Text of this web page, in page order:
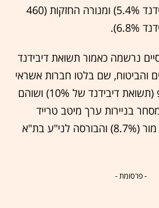
מיליון שקל, תשואת דיבידנד 5.4%) ומנורה החזקות (460
נרשמה כאמור תשואת דיבידנד
והביטוח, שם בלטו חברות אשראי
חוץ בנקאי כמו נאוי גרופ (תשואת דיבידנד של 10%) ושוהם
המסחר בניירות ערך מיטב טרייד
(9.3%), בית ההשקעות מור (8.7%) והבורסה לני"ע בת"א
- פרסומת -